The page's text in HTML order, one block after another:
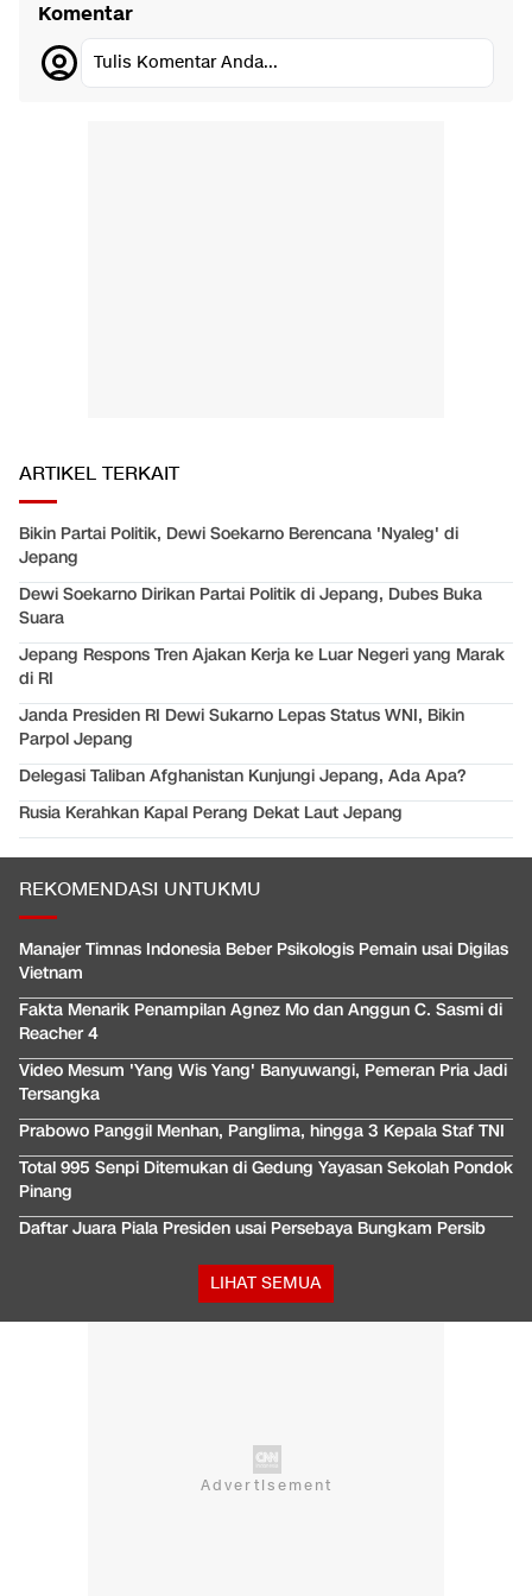
Komentar
Tulis Komentar Anda...
ARTIKEL TERKAIT
Bikin Partai Politik, Dewi Soekarno Berencana 'Nyaleg' di
Jepang
Dewi Soekarno Dirikan Partai Politik di Jepang, Dubes Buka
Suara
Jepang Respons Tren Ajakan Kerja ke Luar Negeri yang Marak
di RI
Janda Presiden RI Dewi Sukarno Lepas Status WNI, Bikin
Parpol Jepang
Delegasi Taliban Afghanistan Kunjungi Jepang, Ada Apa?
Rusia Kerahkan Kapal Perang Dekat Laut Jepang
REKOMENDASI UNTUKMU
Manajer Timnas Indonesia Beber Psikologis Pemain usai Digilas
Vietnam
Fakta Menarik Penampilan Agnez Mo dan Anggun C. Sasmi di
Reacher 4
Video Mesum 'Yang Wis Yang' Banyuwangi, Pemeran Pria Jadi
Tersangka
Prabowo Panggil Menhan, Panglima, hingga 3 Kepala Staf TNI
Total 995 Senpi Ditemukan di Gedung Yayasan Sekolah Pondok
Pinang
Daftar Juara Piala Presiden usai Persebaya Bungkam Persib
LIHAT SEMUA